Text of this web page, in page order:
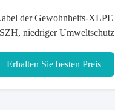
der Gewohnheits-XLPE
niedriger Umweltschutz
Erhalten Sie besten Preis